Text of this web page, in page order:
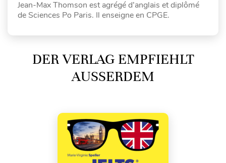
Jean-Max Thomson est agrégé d’anglais et diplômé
de Sciences Po Paris. Il enseigne en CPGE.
DER VERLAG EMPFIEHLT
AUSSERDEM